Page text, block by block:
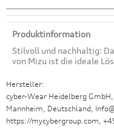
Produktinformation
Stilvoll und nachhaltig:
von Mizu ist die ideale
Hersteller:
cyber-Wear Heidelberg
Mannheim, Deutschland,
https://mycybergroup.com,